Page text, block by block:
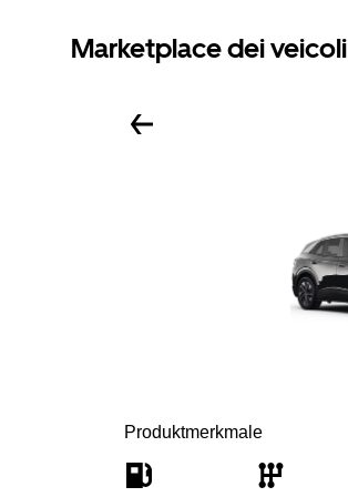
Marketplace dei veicoli
Produktmerkmale